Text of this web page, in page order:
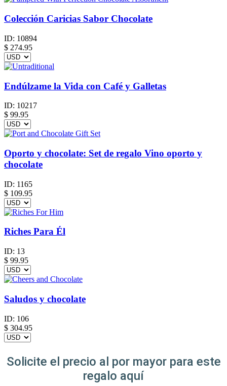
Colección Caricias Sabor Chocolate
ID: 10894
$ 274.95
Endúlzame la Vida con Café y Galletas
ID: 10217
$ 99.95
Oporto y chocolate: Set de regalo Vino oporto y
chocolate
ID: 1165
$ 109.95
Riches Para Él
ID: 13
$ 99.95
Saludos y chocolate
ID: 106
$ 304.95
Solicite el precio al por mayor para este
regalo aquí